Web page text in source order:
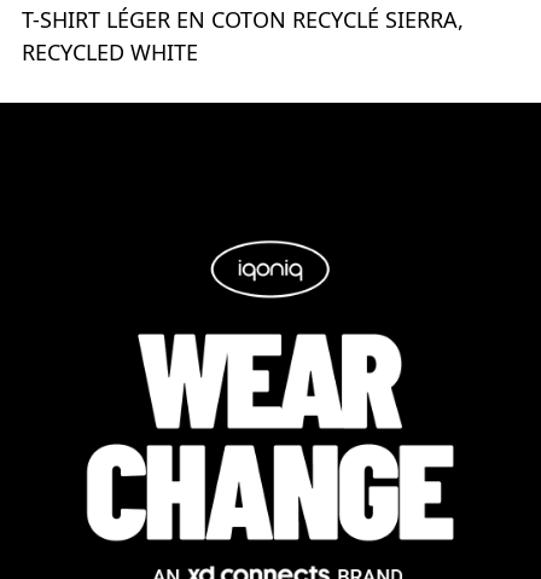
T-SHIRT LÉGER EN COTON RECYCLÉ SIERRA,
RECYCLED WHITE